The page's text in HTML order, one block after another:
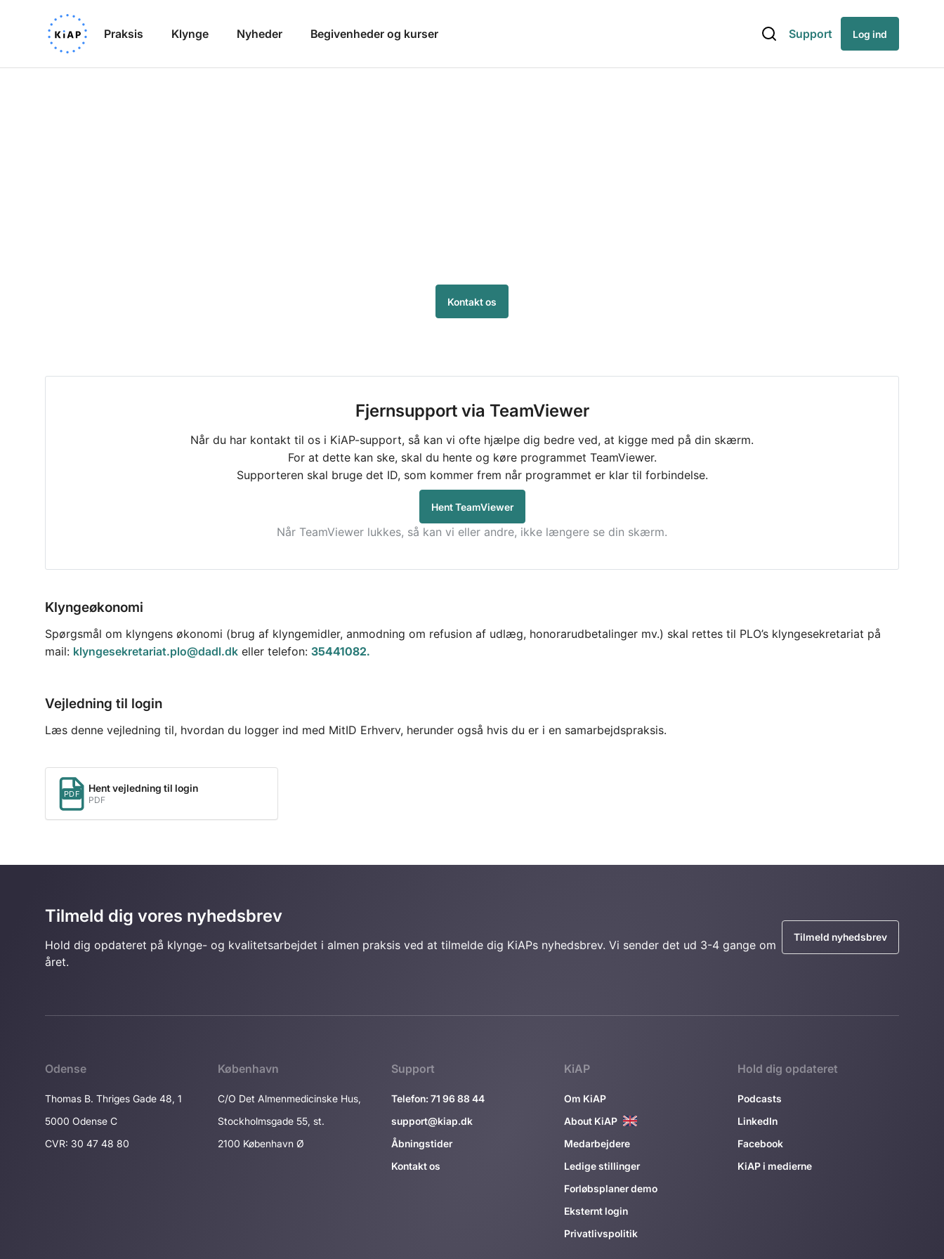
Praksis Klynge Nyheder Begivenheder og kurser Support Log ind
Kontakt os
Fjernsupport via TeamViewer
Når du har kontakt til os i KiAP-support, så kan vi ofte hjælpe dig bedre ved, at kigge med på din skærm.
For at dette kan ske, skal du hente og køre programmet TeamViewer.
Supporteren skal bruge det ID, som kommer frem når programmet er klar til forbindelse.
Hent TeamViewer
Når TeamViewer lukkes, så kan vi eller andre, ikke længere se din skærm.
Klyngeøkonomi
Spørgsmål om klyngens økonomi (brug af klyngemidler, anmodning om refusion af udlæg, honorarudbetalinger mv.) skal rettes til PLO’s klyngesekretariat på
mail: klyngesekretariat.plo@dadl.dk eller telefon: 35441082.
Vejledning til login
Læs denne vejledning til, hvordan du logger ind med MitID Erhverv, herunder også hvis du er i en samarbejdspraksis.
PDF Hent vejledning til login
PDF
Tilmeld dig vores nyhedsbrev
Hold dig opdateret på klynge- og kvalitetsarbejdet i almen praksis ved at tilmelde dig KiAPs nyhedsbrev. Vi sender det ud 3-4 gange om
året.
Tilmeld nyhedsbrev
Odense
Thomas B. Thriges Gade 48, 1
5000 Odense C
CVR: 30 47 48 80
København
C/O Det Almenmedicinske Hus,
Stockholmsgade 55, st.
2100 København Ø
Support
Telefon: 71 96 88 44
support@kiap.dk
Åbningstider
Kontakt os
KiAP
Om KiAP
About KiAP
Medarbejdere
Ledige stillinger
Forløbsplaner demo
Eksternt login
Privatlivspolitik
Hold dig opdateret
Podcasts
LinkedIn
Facebook
KiAP i medierne